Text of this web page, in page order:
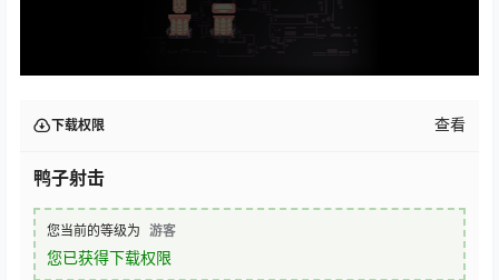
下载权限 查看
鸭子射击
您当前的等级为 游客
您已获得下载权限